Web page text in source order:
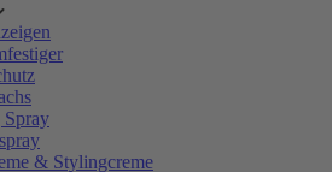
& Stylingcreme